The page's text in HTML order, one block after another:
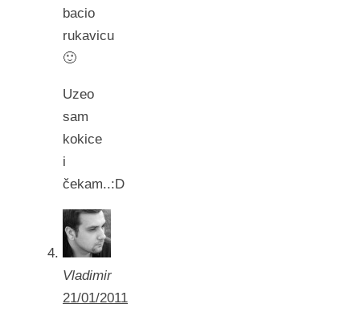
bacio
rukavicu
🙂
Uzeo
sam
kokice
i
čekam..:D
Vladimir
21/01/2011